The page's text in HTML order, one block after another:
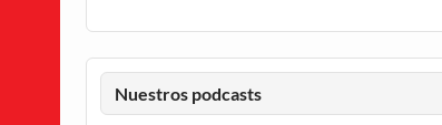
Nuestros podcasts